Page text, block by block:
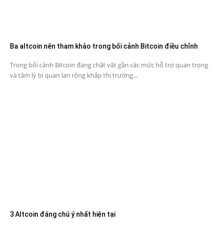
Ba altcoin nên tham khảo trong bối cảnh Bitcoin điều chỉnh
Trong bối cảnh Bitcoin đang chật vật gần các mức hỗ trợ quan trọng
và tâm lý bi quan lan rộng khắp thị trường...
3 Altcoin đáng chú ý nhất hiện tại